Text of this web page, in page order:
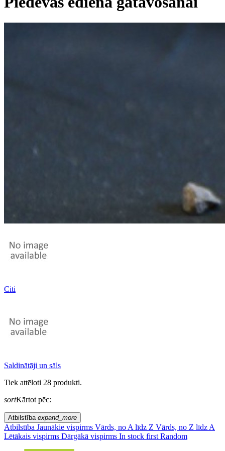
Citi
Saldinātāji un sāls
Tiek attēloti 28 produkti.
sortKārtot pēc:
Atbilstība expand_more
Atbilstība Jaunākie vispirms Vārds, no A līdz Z Vārds, no Z līdz A
Lētākais vispirms Dārgākā vispirms In stock first Random